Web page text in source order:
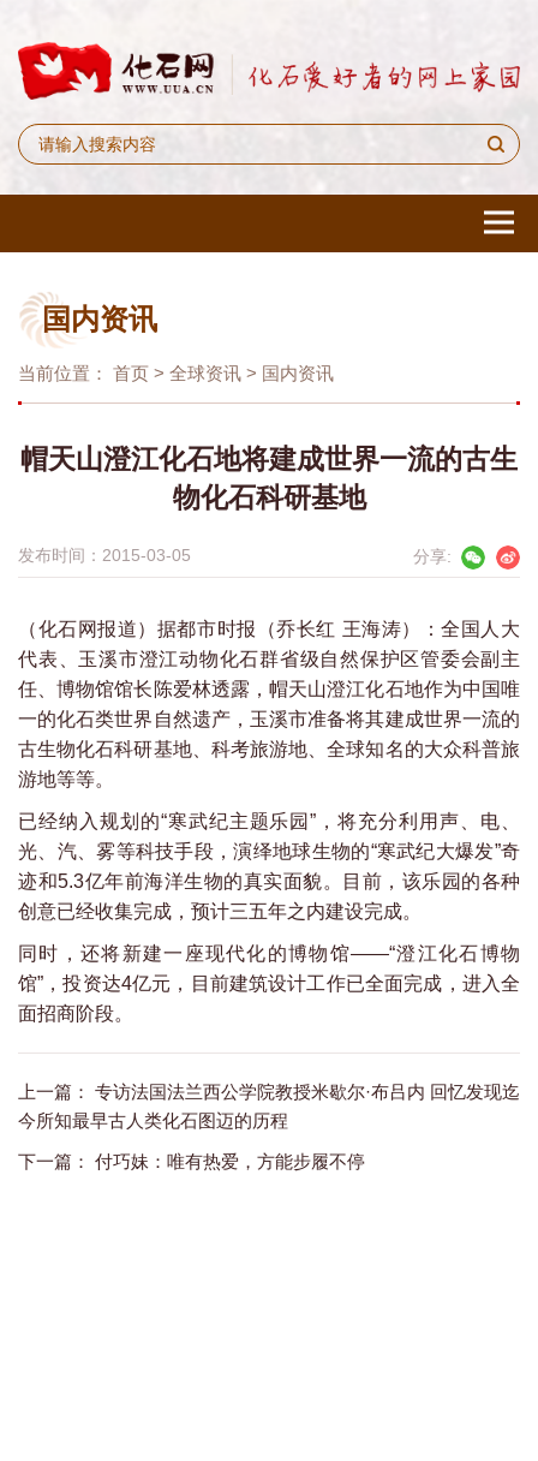
国内资讯
当前位置： 首页 > 全球资讯 > 国内资讯
帽天山澄江化石地将建成世界一流的古生
物化石科研基地
发布时间：2015-03-05 分享:
（化石网报道）据都市时报（乔长红 王海涛）：全国人大
代表、玉溪市澄江动物化石群省级自然保护区管委会副主
任、博物馆馆长陈爱林透露，帽天山澄江化石地作为中国唯
一的化石类世界自然遗产，玉溪市准备将其建成世界一流的
古生物化石科研基地、科考旅游地、全球知名的大众科普旅
游地等等。
已经纳入规划的“寒武纪主题乐园”，将充分利用声、电、
光、汽、雾等科技手段，演绎地球生物的“寒武纪大爆发”奇
迹和5.3亿年前海洋生物的真实面貌。目前，该乐园的各种
创意已经收集完成，预计三五年之内建设完成。
同时，还将新建一座现代化的博物馆——“澄江化石博物
馆”，投资达4亿元，目前建筑设计工作已全面完成，进入全
面招商阶段。
上一篇： 专访法国法兰西公学院教授米歇尔·布吕内 回忆发现迄
今所知最早古人类化石图迈的历程
下一篇： 付巧妹：唯有热爱，方能步履不停